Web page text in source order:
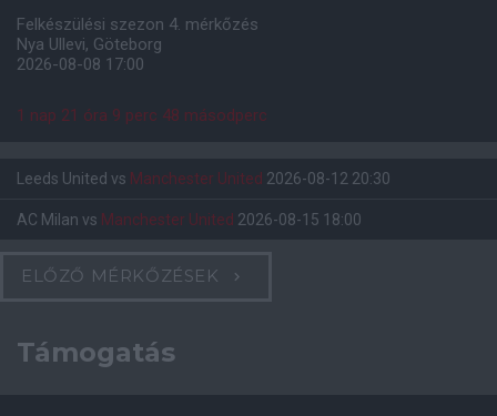
Felkészülési szezon 4. mérkőzés
Nya Ullevi, Göteborg
2026-08-08 17:00
1 nap 21 óra 9 perc 47 másodperc
Leeds United vs Manchester United 2026-08-12 20:30
AC Milan vs Manchester United 2026-08-15 18:00
ELŐZŐ MÉRKŐZÉSEK
Támogatás